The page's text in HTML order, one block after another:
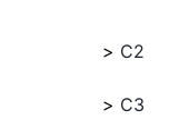
C2
C3